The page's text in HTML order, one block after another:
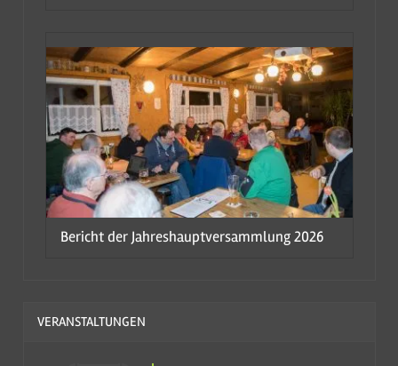
Bericht der Jahreshauptversammlung 2026
VERANSTALTUNGEN